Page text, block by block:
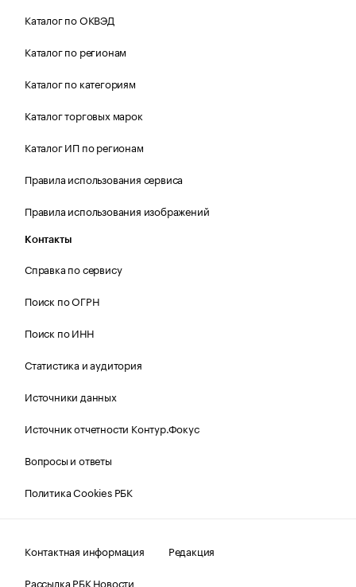
Каталог по ОКВЭД
Каталог по регионам
Каталог по категориям
Каталог торговых марок
Каталог ИП по регионам
Правила использования сервиса
Правила использования изображений
Контакты
Справка по сервису
Поиск по ОГРН
Поиск по ИНН
Статистика и аудитория
Источники данных
Источник отчетности Контур.Фокус
Вопросы и ответы
Политика Cookies РБК
Контактная информация
Редакция
Рассылка РБК Новости